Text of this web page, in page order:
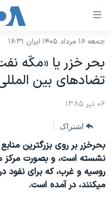
لینکهای
دسترسی
جهش
محتوای
اصلی
جهش
صفحه
اصلی
جهش
به
جستجو
نسخه سبک وب‌سایت
موضوع ها
ایران
آمریکا
جهان
ورزشی
گزیده‌ها
برنامه های تلویزیونی
جدول برنامه ها
صفحه‌های ویژه
جام جهانی ۲۰۲۶
عملیات خشم حماسی
فرکانس‌های صدای آمریکا
پخش رادیویی
جمعه ۱۶ مرداد ۱۴۰۵ ایران ۱۶:۳۱
بحر خزر يا «مکّه
تضادهای بين
۰۶ تیر ۱۳۸۵
اشتراک
بحرخزر بر روی بزرگترين
نشسته است، و بصورت مرکز
روسيه و غرب، که برای نفود
ميکنند، در آمده است.